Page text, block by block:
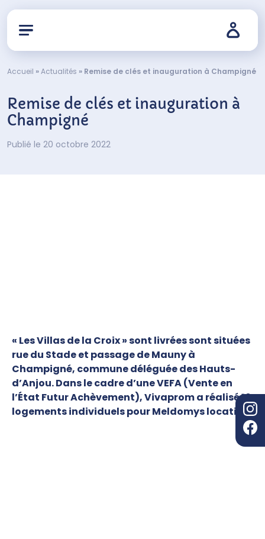
Accueil »Actualités » Remise de clés et inauguration à Champigné
Remise de clés et inauguration à
Champigné
Publié le 20 octobre 2022
« Les Villas de la Croix »sont livrées sont situées
rue du Stade et passage de Mauny à
Champigné, commune déléguée des Hauts-
d’Anjou. Dans le cadre d’une VEFA (Vente en
l’État Futur Achèvement), Vivaprom a réalisé 10
logements individuels pour Meldomys locatif.